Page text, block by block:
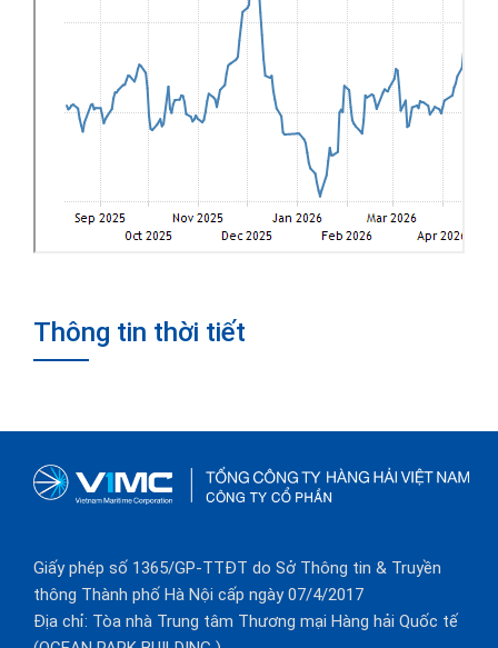
Thông tin thời tiết
Giấy phép số 1365/GP-TTĐT do Sở Thông tin & Truyền
thông Thành phố Hà Nội cấp ngày 07/4/2017
Địa chỉ: Tòa nhà Trung tâm Thương mại Hàng hải Quốc tế